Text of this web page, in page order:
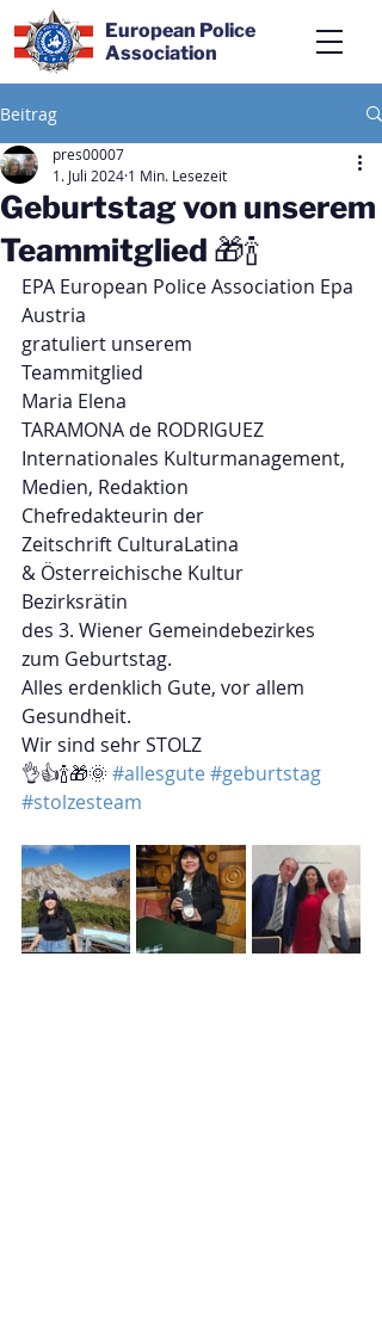
European Police
Association
Beitrag
Geburtstag von unserem
Teammitglied 🎁🍾
pres00007
1. Juli 2024 1 Min. Lesezeit
EPA European Police Association Epa
Austria
gratuliert unserem
Teammitglied
Maria Elena
TARAMONA de RODRIGUEZ
Internationales Kulturmanagement,
Medien, Redaktion
Chefredakteurin der
Zeitschrift CulturaLatina
& Österreichische Kultur
Bezirksrätin
des 3. Wiener Gemeindebezirkes
zum Geburtstag.
Alles erdenklich Gute, vor allem
Gesundheit.
Wir sind sehr STOLZ
👌👍🍾🎁🌞 #allesgute#geburtstag
#stolzesteam